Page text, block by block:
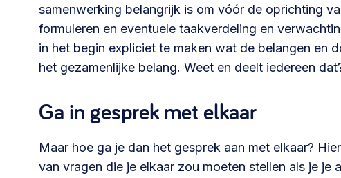
Samenwerken en lokale politiek
Lobbyen, invloed uitoefenen,
maatschappelijke impact >
Advies of hulp nodig?
Je kunt altijd contact met ons opnemen via telefoon
samenwerking belangrijk is om vóór de oprichting
formuleren en eventuele taakverdeling en
in het begin expliciet te maken wat de belangen en
het gezamenlijke belang. Weet en deelt iedereen
Ga in gesprek met elkaar
Maar hoe ga je dan het gesprek aan met elkaar?
van vragen die je elkaar zou moeten stellen als je